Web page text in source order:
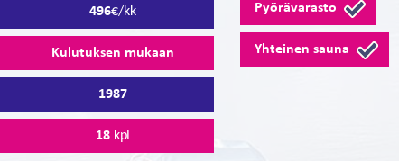
496€/kk
Kulutuksen mukaan
1987
18kpl
Pyörävarasto
Yhteinen sauna